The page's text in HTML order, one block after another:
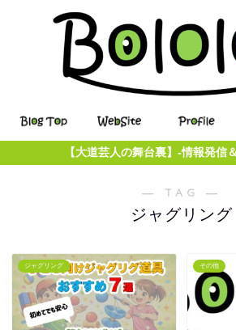
【大道芸人の舞台裏】-情報発信
― TAG ―
ジャグリング
ジャグリング その他